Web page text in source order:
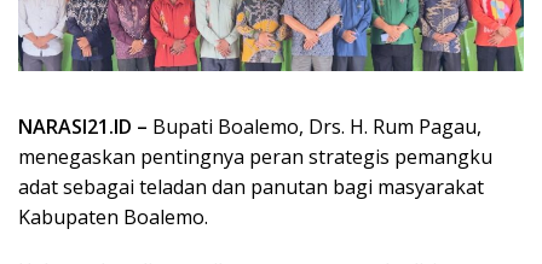
NARASI21.ID – Bupati Boalemo, Drs. H. Rum Pagau,
menegaskan pentingnya peran strategis pemangku
adat sebagai teladan dan panutan bagi masyarakat
Kabupaten Boalemo.